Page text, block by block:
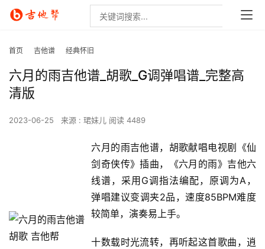
首页 吉他谱 经典怀旧
六月的雨吉他谱_胡歌_G调弹唱谱_完整高
清版
2023-06-25 来源 : 珺妹儿 阅读 4489
六月的雨吉他谱，胡歌献唱电视剧《仙
剑奇侠传》插曲，《六月的雨》吉他六
线谱，采用G调指法编配，原调为A，
弹唱建议变调夹2品，速度85BPM难度
较简单，演奏易上手。
十数载时光流转，再听起这首歌曲，逍